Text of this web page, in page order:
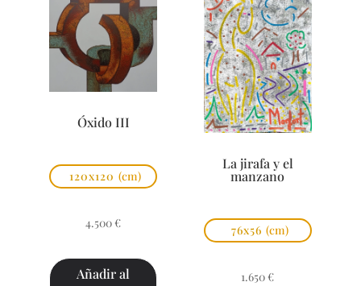
Óxido III
120x120 (cm)
4.500 €
Añadir al
La jirafa y el
manzano
76x56 (cm)
1.650 €